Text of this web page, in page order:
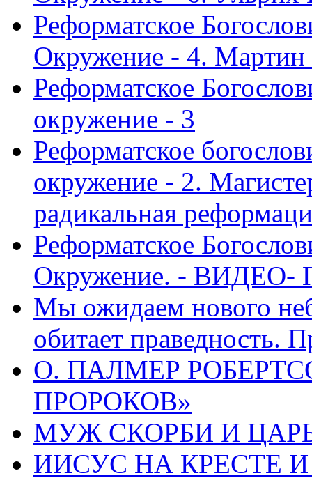
Реформатское
Окружение - 4.
Реформатское
окружение - 3
Реформатское
окружение - 2.
радикальная
Реформатское
Окружение. - ВИДЕО-
Мы ожидаем нового
обитает праведность.
О. ПАЛМЕР
ПРОРОКОВ»
МУЖ СКОРБИ И ЦАРЬ
ИИСУС НА КРЕСТЕ